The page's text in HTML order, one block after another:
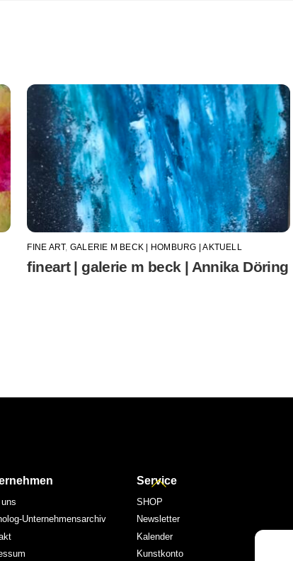
FINE ART, GALERIE M BECK | HOMBURG | AKTUELL
fineart | galerie m beck | Annika Döring
Back
Top
Unternehmensarchiv
Service
SHOP
Newsletter
Kalender
Kunstkonto